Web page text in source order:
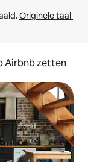
Originele taal
Airbnb zetten